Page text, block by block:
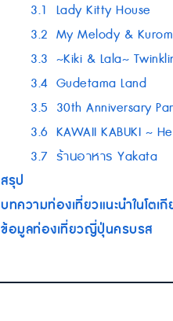
3.1 Lady Kitty House
3.2 My Melody &
3.3 ~Kiki & Lala~
3.4 Gudetama Land
3.5 30th Anniversary
3.6 KAWAII KABUKI ~
3.7 ร้านอาหาร Yakata
สรุป
บทความท่องเที่ยวแนะนำในโตเ
ข้อมูลท่องเที่ยวญี่ปุ่นครบรส